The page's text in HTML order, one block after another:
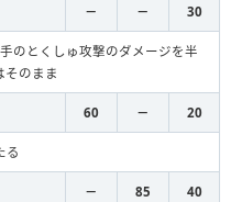
－ － 30
のとくしゅ攻撃のダメージを半
そのまま
60 － 20
る
－ 85 40